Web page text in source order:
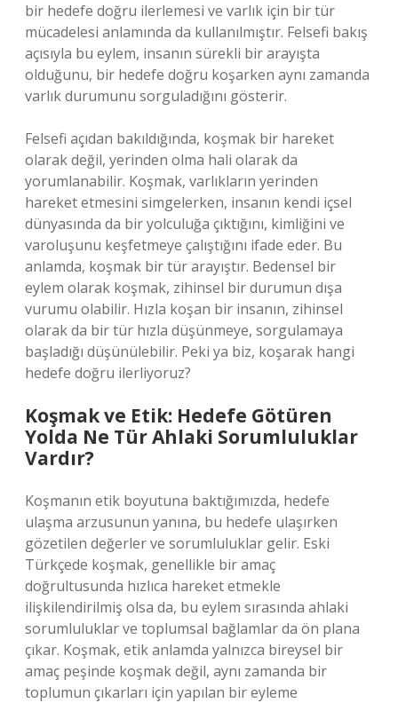
bir hedefe doğru ilerlemesi ve varlık için bir tür
mücadelesi anlamında da kullanılmıştır. Felsefi bakış
açısıyla bu eylem, insanın sürekli bir arayışta
olduğunu, bir hedefe doğru koşarken aynı zamanda
varlık durumunu sorguladığını gösterir.
Felsefi açıdan bakıldığında, koşmak bir hareket
olarak değil, yerinden olma hali olarak da
yorumlanabilir. Koşmak, varlıkların yerinden
hareket etmesini simgelerken, insanın kendi içsel
dünyasında da bir yolculuğa çıktığını, kimliğini ve
varoluşunu keşfetmeye çalıştığını ifade eder. Bu
anlamda, koşmak bir tür arayıştır. Bedensel bir
eylem olarak koşmak, zihinsel bir durumun dışa
vurumu olabilir. Hızla koşan bir insanın, zihinsel
olarak da bir tür hızla düşünmeye, sorgulamaya
başladığı düşünülebilir. Peki ya biz, koşarak hangi
hedefe doğru ilerliyoruz?
Koşmak ve Etik: Hedefe Götüren
Yolda Ne Tür Ahlaki Sorumluluklar
Vardır?
Koşmanın etik boyutuna baktığımızda, hedefe
ulaşma arzusunun yanına, bu hedefe ulaşırken
gözetilen değerler ve sorumluluklar gelir. Eski
Türkçede koşmak, genellikle bir amaç
doğrultusunda hızlıca hareket etmekle
ilişkilendirilmiş olsa da, bu eylem sırasında ahlaki
sorumluluklar ve toplumsal bağlamlar da ön plana
çıkar. Koşmak, etik anlamda yalnızca bireysel bir
amaç peşinde koşmak değil, aynı zamanda bir
toplumun çıkarları için yapılan bir eyleme